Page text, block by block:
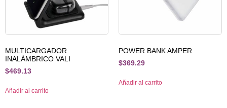
MULTICARGADOR
INALÁMBRICO VALI
$469.13
Añadir al carrito
POWER BANK AMPER
$369.29
Añadir al carrito